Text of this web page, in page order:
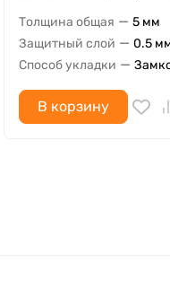
Толщина общая — 5 мм
Защитный слой — 0.5
Способ укладки —
В корзину